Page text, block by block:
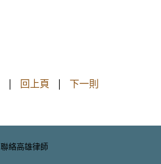
| 回上頁 | 下一則
聯絡高雄律師